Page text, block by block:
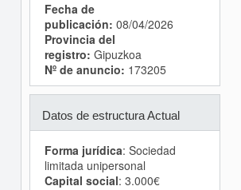
Fecha de
publicación: 08/04/2026
Provincia del
registro: Gipuzkoa
Nº de anuncio: 173205
Datos de estructura Actual
Forma jurídica: Sociedad
limitada unipersonal
Capital social: 3.000€